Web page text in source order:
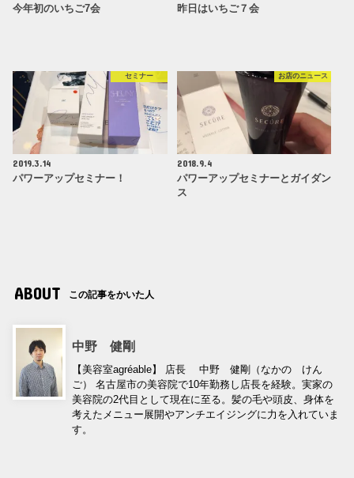
今年初のいちご7会
昨日はいちご７会
セミナー
2019.3.14
パワーアップセミナー！
お店のニュース
2018.9.4
パワーアップセミナーとガイダン
ス
ABOUT この記事をかいた人
中野 健剛
【美容室agréable】 店長 中野 健剛（なかの けん
ご） 名古屋市の美容院で10年勤務し店長を経験。実家の
美容院の2代目として現在に至る。髪の毛や頭皮、身体を
考えたメニュー展開やアンチエイジングに力を入れていま
す。